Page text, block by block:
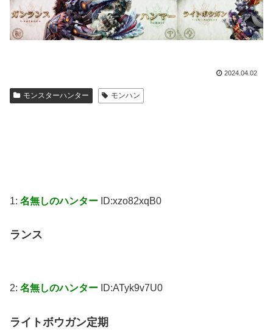
2024.04.02
モンスターハンター モンハン
1: 名無しのハンター ID:xzo82xqB0
ランス
2: 名無しのハンター ID:ATyk9v7U0
ライトボウガン定期